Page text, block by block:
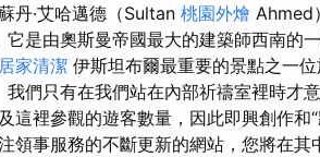
丹·艾哈邁德（Sultan 桃園外燴 Ahmed
是由奧斯曼帝國最大的建築師西南的
家清潔 伊斯坦布爾最重要的景點之一
們只有在我們站在內部祈禱室裡時才
這裡參觀的遊客數量，因此即興創作和
領事服務的不斷更新的網站，您將在